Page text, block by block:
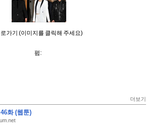
가기 (이미지를 클릭해 주세요)
펌:
더보기
화 (웹툰)